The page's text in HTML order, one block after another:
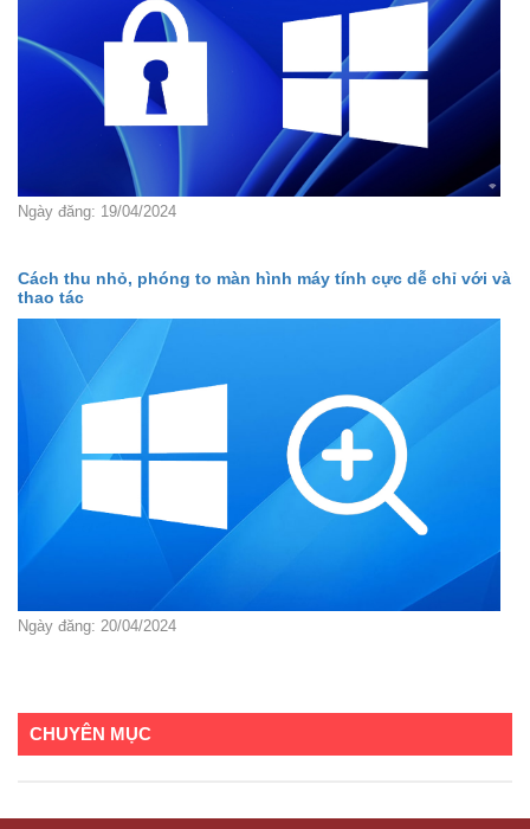
Ngày đăng: 19/04/2024
Cách thu nhỏ, phóng to màn hình máy tính cực dễ chỉ với vài
thao tác
Ngày đăng: 20/04/2024
CHUYÊN MỤC